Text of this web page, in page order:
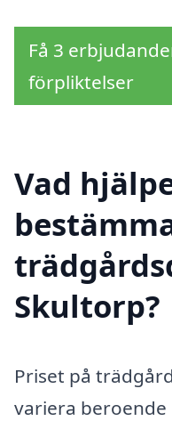
Få 3
förpliktelser
Vad
Skultorp?
Priset på
variera